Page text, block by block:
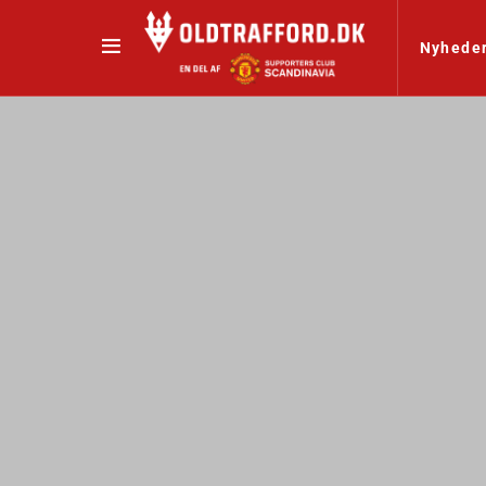
Nyheder